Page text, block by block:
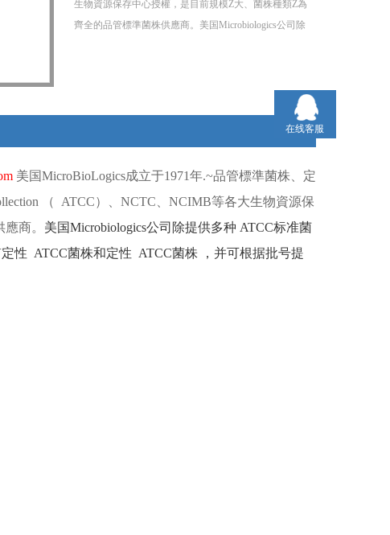
生物資源保存中心授權，是目前規模Z大、菌株種類Z為
齊全的品管標準菌株供應商。美国Microbiologics公司除
美国MicroBioLogics成立于1971年.~品管標準菌株、定
（ ATCC） NCTC NCIMB等各大生物資源保
商。 美国Microbiologics公司除提供多种 ATCC标准菌
定性 ATCC菌株和定性 ATCC菌株
，并可根据批号提
在线客服